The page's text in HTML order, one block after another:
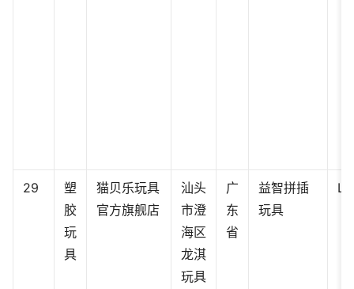
29
塑
胶
玩
具
猫贝乐玩具
官方旗舰店
汕头
市澄
海区
龙淇
玩具
广
东
省
益智拼插
玩具